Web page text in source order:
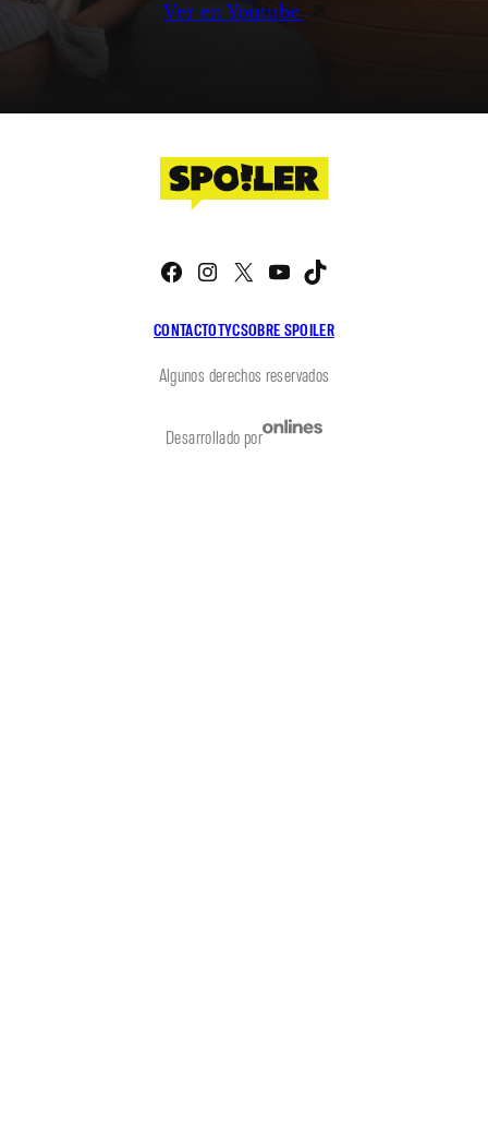
Ver en Youtube
CONTACTOTYCSOBRE SPOILER
Facebook
Instagram
X YouTube
Algunos derechos reservados
Desarrollado por